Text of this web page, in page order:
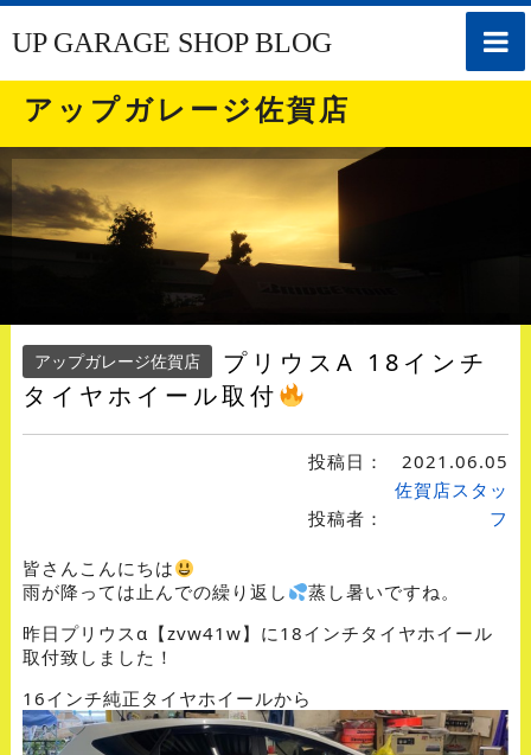
toggle
UP GARAGE SHOP BLOG
アップガレージ佐賀店
アップガレージ佐賀店
プリウスΑ 18インチ
タイヤホイール取付
投稿日： 2021.06.05
投稿者：
佐賀店スタッ
フ
皆さんこんにちは
雨が降っては止んでの繰り返し
蒸し暑いですね。
昨日プリウスα【zvw41w】に18インチタイヤホイール
取付致しました！
16インチ純正タイヤホイールから